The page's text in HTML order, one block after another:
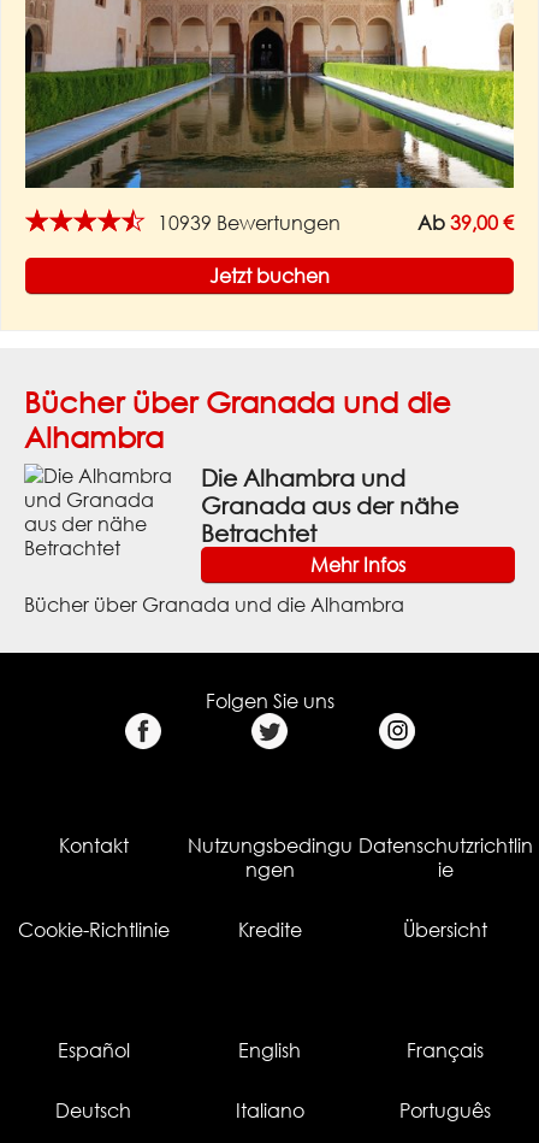
★★★★★ 10939 Bewertungen Ab 39,00 €
Jetzt buchen
Bücher über Granada und die
Alhambra
Die Alhambra und
Granada aus der nähe
Betrachtet
Mehr Infos
Bücher über Granada und die Alhambra
Folgen Sie uns
Kontakt
Nutzungsbedingu
ngen
Datenschutzrichtlin
ie
Cookie-Richtlinie Kredite Übersicht
Español English Français
Deutsch Italiano Português